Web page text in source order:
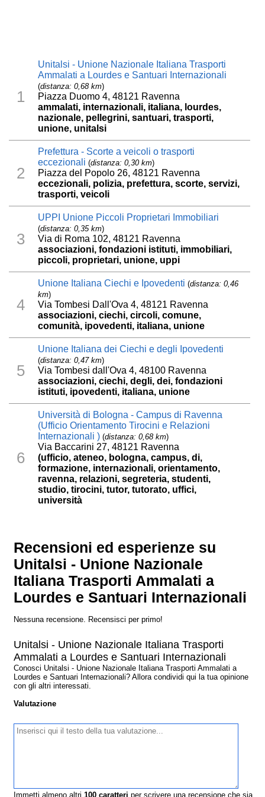
1
Unitalsi - Unione Nazionale Italiana Trasporti
Ammalati a Lourdes e Santuari Internazionali
(distanza: 0,68 km)
Piazza Duomo 4, 48121 Ravenna
ammalati, internazionali, italiana, lourdes,
nazionale, pellegrini, santuari, trasporti,
unione, unitalsi
2
Prefettura - Scorte a veicoli o trasporti
eccezionali (distanza: 0,30 km)
Piazza del Popolo 26, 48121 Ravenna
eccezionali, polizia, prefettura, scorte, servizi,
trasporti, veicoli
3
UPPI Unione Piccoli Proprietari Immobiliari
(distanza: 0,35 km)
Via di Roma 102, 48121 Ravenna
associazioni, fondazioni istituti, immobiliari,
piccoli, proprietari, unione, uppi
4
Unione Italiana Ciechi e Ipovedenti (distanza: 0,46
km)
Via Tombesi Dall'Ova 4, 48121 Ravenna
associazioni, ciechi, circoli, comune,
comunità, ipovedenti, italiana, unione
5
Unione Italiana dei Ciechi e degli Ipovedenti
(distanza: 0,47 km)
Via Tombesi dall'Ova 4, 48100 Ravenna
associazioni, ciechi, degli, dei, fondazioni
istituti, ipovedenti, italiana, unione
6
Università di Bologna - Campus di Ravenna
(Ufficio Orientamento Tirocini e Relazioni
Internazionali ) (distanza: 0,68 km)
Via Baccarini 27, 48121 Ravenna
(ufficio, ateneo, bologna, campus, di,
formazione, internazionali, orientamento,
ravenna, relazioni, segreteria, studenti,
studio, tirocini, tutor, tutorato, uffici,
università
Recensioni ed esperienze su
Unitalsi - Unione Nazionale
Italiana Trasporti Ammalati a
Lourdes e Santuari Internazionali
Nessuna recensione. Recensisci per primo!
Unitalsi - Unione Nazionale Italiana Trasporti
Ammalati a Lourdes e Santuari Internazionali
Conosci Unitalsi - Unione Nazionale Italiana Trasporti Ammalati a
Lourdes e Santuari Internazionali? Allora condividi qui la tua opinione
con gli altri interessati.
Valutazione
Immetti almeno altri100 caratteri per scrivere una recensione che sia